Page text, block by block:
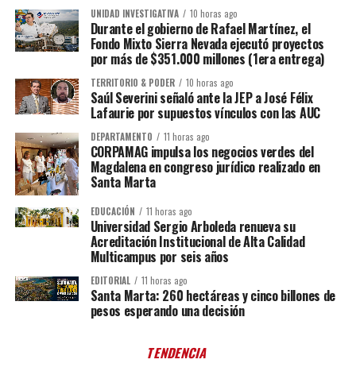
UNIDAD INVESTIGATIVA 10 horas ago
Durante el gobierno de Rafael Martínez, el
Fondo Mixto Sierra Nevada ejecutó proyectos
por más de $351.000 millones (1era entrega)
TERRITORIO & PODER 10 horas ago
Saúl Severini señaló ante la JEP a José Félix
Lafaurie por supuestos vínculos con las AUC
DEPARTAMENTO 11 horas ago
CORPAMAG impulsa los negocios verdes del
Magdalena en congreso jurídico realizado en
Santa Marta
EDUCACIÓN 11 horas ago
Universidad Sergio Arboleda renueva su
Acreditación Institucional de Alta Calidad
Multicampus por seis años
EDITORIAL 11 horas ago
Santa Marta: 260 hectáreas y cinco billones de
pesos esperando una decisión
TENDENCIA